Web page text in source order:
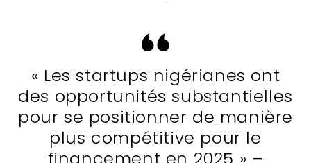
« Les startups nigérianes ont
des opportunités substantielles
pour se positionner de manière
plus compétitive pour le
financement en 2025 » –